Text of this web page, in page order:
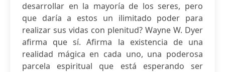
desarrollar en la mayoría de los seres, pero
que daría a estos un ilimitado poder para
realizar sus vidas con plenitud? Wayne W. Dyer
afirma que sí. Afirma la existencia de una
realidad mágica en cada uno, una poderosa
parcela espiritual que está esperando ser